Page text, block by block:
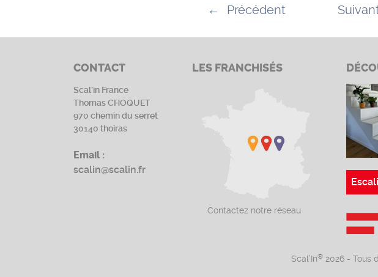
← Précédent
CONTACT
Scal’in France
Thomas CHOQUET
970 chemin du serret
30140 thoiras
Email :
scalin@scalin.fr
LES FRANCHISÉS
Contactez notre réseau
Scal’In®2026 - Tous